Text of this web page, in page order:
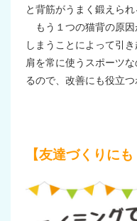
と背筋がうまく鍛えられ
もう１つの猫背の原因
しまうことによって引
肩を常に使うスポーツ
るので、改善にも役立つ
【友達づくりにも